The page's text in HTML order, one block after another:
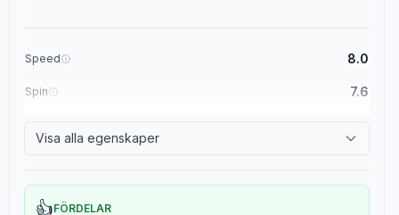
Speed 8.0
Spin 7.6
Visa alla egenskaper
👍FÖRDELAR